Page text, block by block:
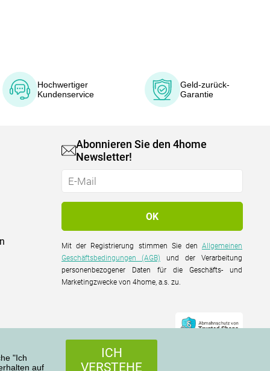
"Ich
auf
ICH
VERSTEHE
Hochwertiger
Kundenservice
Geld-zurück-
Garantie
Abonnieren Sie den 4home
Newsletter!
Mit der Registrierung stimmen Sie denAllgemeinen
Geschäftsbedingungen (AGB) und der Verarbeitung
personenbezogener Daten für die Geschäfts- und
Marketingzwecke von 4home, a.s. zu.